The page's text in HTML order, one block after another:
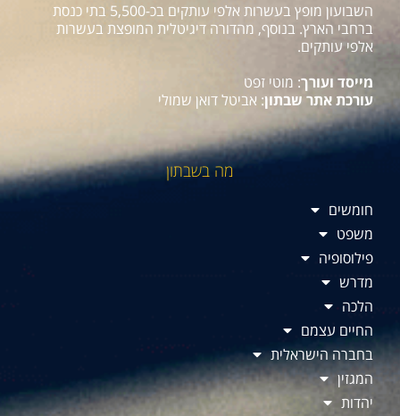
השבועון מופץ בעשרות אלפי עותקים בכ-5,500 בתי כנסת
ברחבי הארץ. בנוסף, מהדורה דיגיטלית המופצת בעשרות
אלפי עותקים.
מייסד ועורך: מוטי זפט
עורכת אתר שבתון: אביטל דואן שמולי
מה בשבתון
חומשים
משפט
פילוסופיה
מדרש
הלכה
החיים עצמם
בחברה הישראלית
המגזין
יהדות